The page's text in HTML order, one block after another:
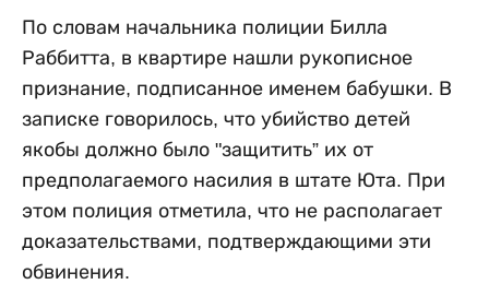
По словам начальника полиции Билла
Раббитта, в квартире нашли рукописное
признание, подписанное именем бабушки. В
записке говорилось, что убийство детей
якобы должно было "защитить” их от
предполагаемого насилия в штате Юта. При
этом полиция отметила, что не располагает
доказательствами, подтверждающими эти
обвинения.